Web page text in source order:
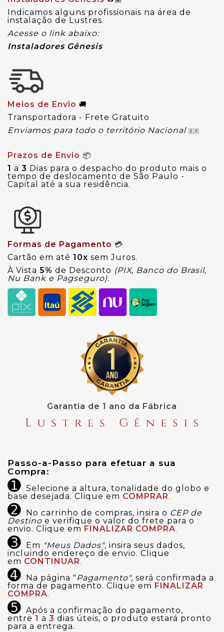
Indicamos alguns profissionais na área de
instalação de Lustres.
Acesse o link abaixo:
Instaladores Gênesis
Meios de Envio 🚚
Transportadora - Frete Gratuito
Enviamos para todo o território Nacional 🇧🇷
Prazos de Envio 📦
1 a 3 Dias para o despacho do produto mais o
tempo de deslocamento de São Paulo -
Capital até a sua residência.
Formas de Pagamento 💳
Cartão em até 10x sem Juros.
À Vista 5% de Desconto (PIX, Banco do Brasil,
Nu Bank e Pagseguro).
Garantia de 1 ano da Fábrica
Passo-a-Passo para efetuar a sua
Compra:
➊ Selecione a altura, tonalidade do globo e
base desejada. Clique em COMPRAR.
➋ No carrinho de compras, insira o CEP de
Destino e verifique o valor do frete para o
envio. Clique em FINALIZAR COMPRA.
➌ Em "Meus Dados", insira seus dados,
incluindo endereço de envio. Clique
em CONTINUAR.
➍ Na página " Pagamento", será confirmada a
forma de pagamento. Clique em FINALIZAR
COMPRA.
➎ Após a confirmação do pagamento,
entre 1 a 3 dias úteis, o produto estará pronto
para a entrega.